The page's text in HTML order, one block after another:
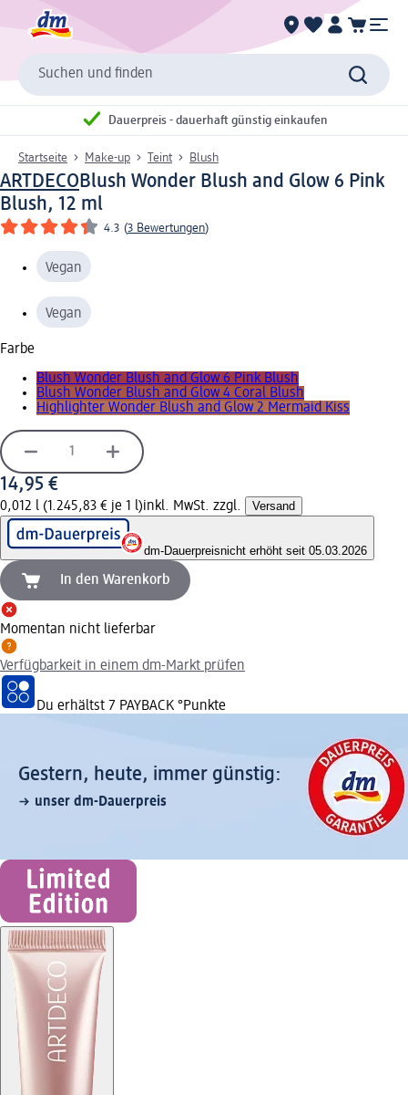
Suchen und finden
Dauerpreis - dauerhaft günstig einkaufen
Startseite Make-up Teint Blush
ARTDECOBlush Wonder Blush and Glow 6 Pink
Blush, 12 ml
4.3 (3 Bewertungen)
Vegan
Vegan
Farbe
Blush Wonder Blush and Glow 6 Pink Blush
Blush Wonder Blush and Glow 4 Coral Blush
Highlighter Wonder Blush and Glow 2 Mermaid Kiss
14,95 €
0,012 l (1.245,83 € je 1 l)inkl. MwSt. zzgl. Versand
dm-Dauerpreisnicht erhöht seit 05.03.2026
In den Warenkorb
Momentan nicht lieferbar
Verfügbarkeit in einem dm-Markt prüfen
Du erhältst 7 PAYBACK °Punkte
Gestern, heute, immer günstig:
unser dm-Dauerpreis